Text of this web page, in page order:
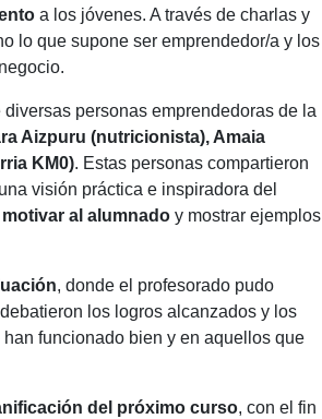
a los jóvenes. A través de charlas y
lo que supone ser emprendedor/a y los
personas emprendedoras de la
Aizpuru (nutricionista), Amaia
KM0). Estas personas compartieron
visión práctica e inspiradora del
motivar al alumnado y mostrar ejemplos
, donde el profesorado pudo
los logros alcanzados y los
funcionado bien y en aquellos que
del próximo curso, con el fin